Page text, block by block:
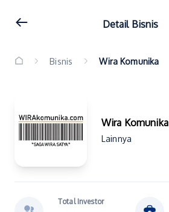
Detail Bisnis
Bisnis Wira Komunika
Wira Komunika
Lainnya
Total Investor